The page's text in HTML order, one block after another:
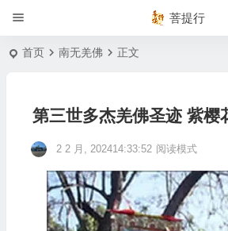
菩提行
首页 南无羌佛 正文
第三世多杰羌佛圣迹 紫樱
2 2 月, 202414:33:52 阅读模式